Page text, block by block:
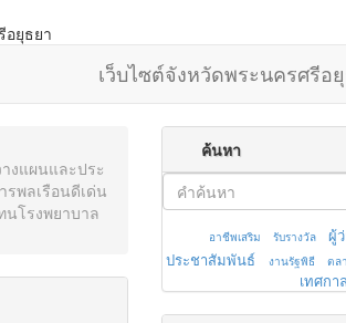
เว็บไซต์จังหวัดพระนครศรีอ
งแผนและประ
พลเรือนดีเด่น
โรงพยาบาล
ค้นหา
อาชีพเสริม รับรางวัล ผู้
ประชาสัมพันธ์
งานรัฐพิธี ตล
เทศกาล